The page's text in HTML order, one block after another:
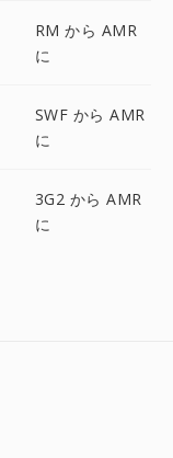
RM から AMR
に
SWF から AMR
に
3G2 から AMR
に